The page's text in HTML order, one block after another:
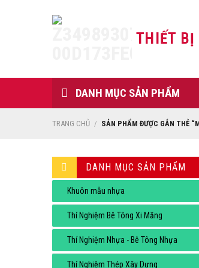
THIẾT BỊ
DANH MỤC SẢN PHẨM
TRANG CHỦ / SẢN PHẨM ĐƯỢC GẮN THẺ
DANH MỤC SẢN PHẨM
Khuôn mẫu nhựa
Thí Nghiệm Bê Tông Xi Măng
Thí Nghiệm Nhựa - Bê Tông Nhựa
Thí Nghiệm Thép Xây Dựng